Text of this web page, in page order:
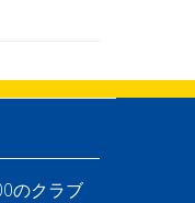
のクラブ